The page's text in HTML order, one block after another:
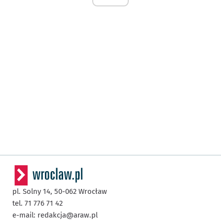
pl. Solny 14, 50-062 Wrocław
tel. 71 776 71 42
e-mail: redakcja@araw.pl